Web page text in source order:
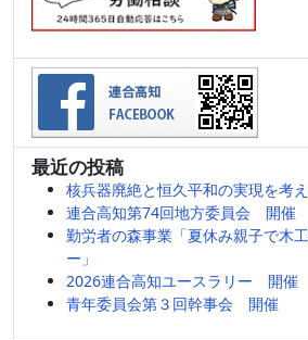
最近の投稿
核兵器廃絶と恒久平和の実現を考
連合高知第74回地方委員会 開催
勤労者の森事業「夏休み親子で木
ー」
2026連合高知ユースラリー 開催
青年委員会第３回幹事会 開催